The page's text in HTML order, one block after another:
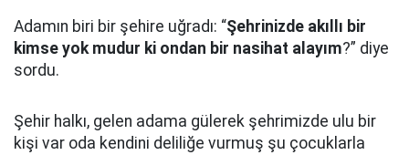
Adamın biri bir şehire uğradı: “Şehrinizde akıllı bir
kimse yok mudur ki ondan bir nasihat alayım?” diye
sordu.
Şehir halkı, gelen adama gülerek şehrimizde ulu bir
kişi var oda kendini deliliğe vurmuş şu çocuklarla